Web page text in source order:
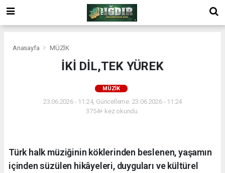
Anasayfa MÜZİK
İKİ DİL,TEK YÜREK
MÜZİK
23.06.2026 - 11:24, Güncelleme: 23.06.2026 - 11:24
3754+ kez okundu.
Türk halk müziğinin köklerinden beslenen, yaşamın
içinden süzülen hikâyeleri, duyguları ve kültürel